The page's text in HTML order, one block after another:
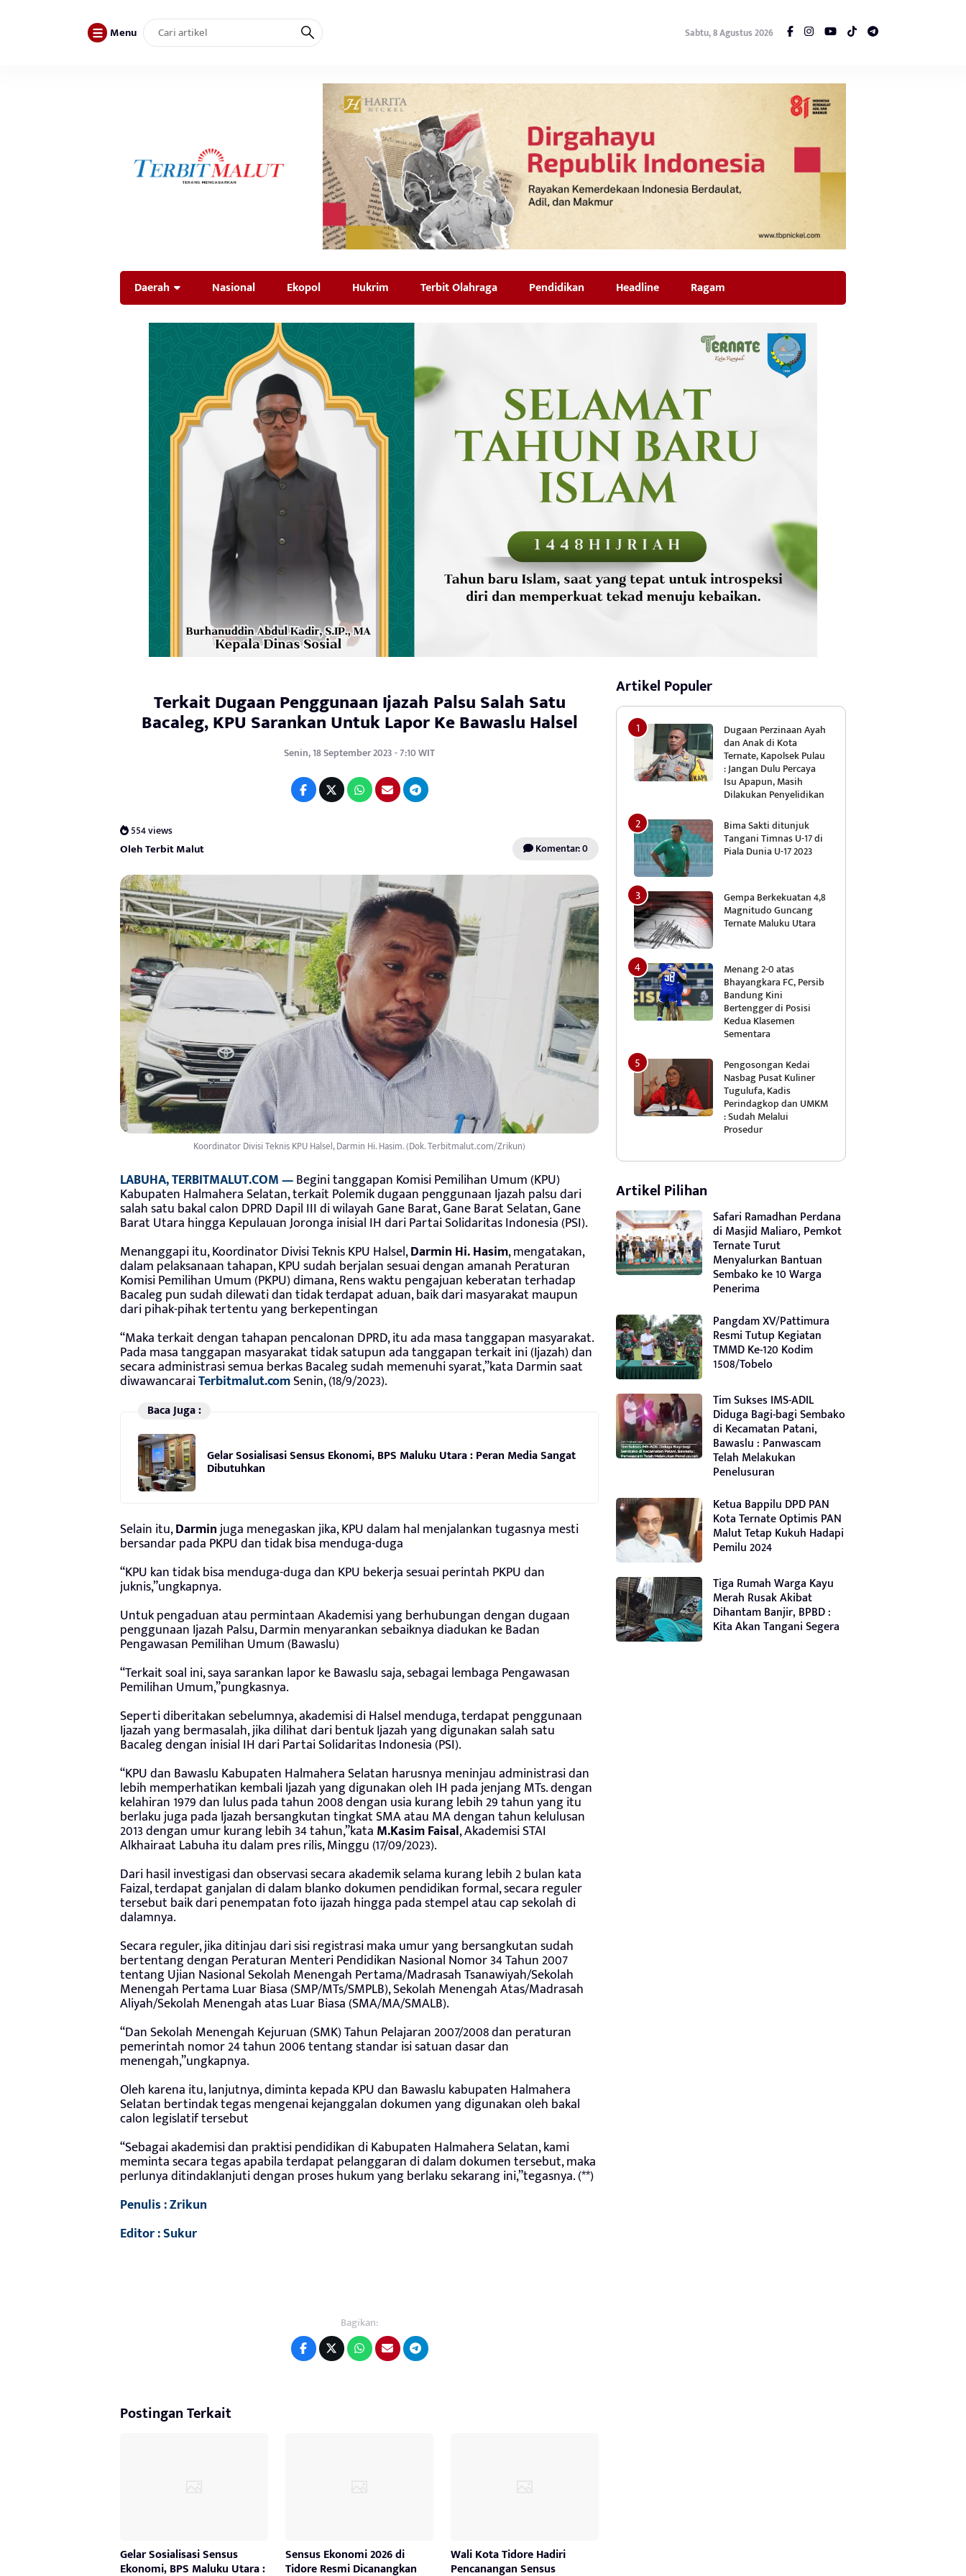
Menu Sabtu, 8 Agustus 2026
Daerah Nasional Ekopol Hukrim Terbit Olahraga Pendidikan Headline Ragam
Terkait Dugaan Penggunaan Ijazah Palsu Salah Satu
Bacaleg, KPU Sarankan Untuk Lapor Ke Bawaslu Halsel
Senin, 18 September 2023 - 7:10 WIT
554 views
Oleh Terbit Malut Komentar: 0
Koordinator Divisi Teknis KPU Halsel, Darmin Hi. Hasim. (Dok. Terbitmalut.com/Zrikun)
LABUHA, TERBITMALUT.COM —Begini tanggapan Komisi Pemilihan Umum (KPU)
Kabupaten Halmahera Selatan, terkait Polemik dugaan penggunaan Ijazah palsu dari
salah satu bakal calon DPRD Dapil III di wilayah Gane Barat, Gane Barat Selatan, Gane
Barat Utara hingga Kepulauan Joronga inisial IH dari Partai Solidaritas Indonesia (PSI).
Menanggapi itu, Koordinator Divisi Teknis KPU Halsel,Darmin Hi. Hasim, mengatakan,
dalam pelaksanaan tahapan, KPU sudah berjalan sesuai dengan amanah Peraturan
Komisi Pemilihan Umum (PKPU) dimana, Rens waktu pengajuan keberatan terhadap
Bacaleg pun sudah dilewati dan tidak terdapat aduan, baik dari masyarakat maupun
dari pihak-pihak tertentu yang berkepentingan
“Maka terkait dengan tahapan pencalonan DPRD, itu ada masa tanggapan masyarakat.
Pada masa tanggapan masyarakat tidak satupun ada tanggapan terkait ini (Ijazah) dan
secara administrasi semua berkas Bacaleg sudah memenuhi syarat,”kata Darmin saat
diwawancaraiTerbitmalut.comSenin, (18/9/2023).
Baca Juga :
Gelar Sosialisasi Sensus Ekonomi, BPS Maluku Utara : Peran Media Sangat
Dibutuhkan
Selain itu,Darminjuga menegaskan jika, KPU dalam hal menjalankan tugasnya mesti
bersandar pada PKPU dan tidak bisa menduga-duga
“KPU kan tidak bisa menduga-duga dan KPU bekerja sesuai perintah PKPU dan
juknis,”ungkapnya.
Untuk pengaduan atau permintaan Akademisi yang berhubungan dengan dugaan
penggunaan Ijazah Palsu, Darmin menyarankan sebaiknya diadukan ke Badan
Pengawasan Pemilihan Umum (Bawaslu)
“Terkait soal ini, saya sarankan lapor ke Bawaslu saja, sebagai lembaga Pengawasan
Pemilihan Umum,”pungkasnya.
Seperti diberitakan sebelumnya, akademisi di Halsel menduga, terdapat penggunaan
Ijazah yang bermasalah, jika dilihat dari bentuk Ijazah yang digunakan salah satu
Bacaleg dengan inisial IH dari Partai Solidaritas Indonesia (PSI).
“KPU dan Bawaslu Kabupaten Halmahera Selatan harusnya meninjau administrasi dan
lebih memperhatikan kembali Ijazah yang digunakan oleh IH pada jenjang MTs. dengan
kelahiran 1979 dan lulus pada tahun 2008 dengan usia kurang lebih 29 tahun yang itu
berlaku juga pada Ijazah bersangkutan tingkat SMA atau MA dengan tahun kelulusan
2013 dengan umur kurang lebih 34 tahun,”kata M.Kasim Faisal, Akademisi STAI
Alkhairaat Labuha itu dalam pres rilis, Minggu (17/09/2023).
Dari hasil investigasi dan observasi secara akademik selama kurang lebih 2 bulan kata
Faizal, terdapat ganjalan di dalam blanko dokumen pendidikan formal, secara reguler
tersebut baik dari penempatan foto ijazah hingga pada stempel atau cap sekolah di
dalamnya.
Secara reguler, jika ditinjau dari sisi registrasi maka umur yang bersangkutan sudah
bertentang dengan Peraturan Menteri Pendidikan Nasional Nomor 34 Tahun 2007
tentang Ujian Nasional Sekolah Menengah Pertama/Madrasah Tsanawiyah/Sekolah
Menengah Pertama Luar Biasa (SMP/MTs/SMPLB), Sekolah Menengah Atas/Madrasah
Aliyah/Sekolah Menengah atas Luar Biasa (SMA/MA/SMALB).
“Dan Sekolah Menengah Kejuruan (SMK) Tahun Pelajaran 2007/2008 dan peraturan
pemerintah nomor 24 tahun 2006 tentang standar isi satuan dasar dan
menengah,”ungkapnya.
Oleh karena itu, lanjutnya, diminta kepada KPU dan Bawaslu kabupaten Halmahera
Selatan bertindak tegas mengenai kejanggalan dokumen yang digunakan oleh bakal
calon legislatif tersebut
“Sebagai akademisi dan praktisi pendidikan di Kabupaten Halmahera Selatan, kami
meminta secara tegas apabila terdapat pelanggaran di dalam dokumen tersebut, maka
perlunya ditindaklanjuti dengan proses hukum yang berlaku sekarang ini,”tegasnya. (**)
Penulis : Zrikun
Editor : Sukur
Bagikan:
Postingan Terkait
Gelar Sosialisasi Sensus
Ekonomi, BPS Maluku Utara :
Sensus Ekonomi 2026 di
Tidore Resmi Dicanangkan
Wali Kota Tidore Hadiri
Pencanangan Sensus
Artikel Populer
Dugaan Perzinaan Ayah
dan Anak di Kota
Ternate, Kapolsek Pulau
: Jangan Dulu Percaya
Isu Apapun, Masih
Dilakukan Penyelidikan
Bima Sakti ditunjuk
Tangani Timnas U-17 di
Piala Dunia U-17 2023
Gempa Berkekuatan 4,8
Magnitudo Guncang
Ternate Maluku Utara
Menang 2-0 atas
Bhayangkara FC, Persib
Bandung Kini
Bertengger di Posisi
Kedua Klasemen
Sementara
Pengosongan Kedai
Nasbag Pusat Kuliner
Tugulufa, Kadis
Perindagkop dan UMKM
: Sudah Melalui
Prosedur
Artikel Pilihan
Safari Ramadhan Perdana
di Masjid Maliaro, Pemkot
Ternate Turut
Menyalurkan Bantuan
Sembako ke 10 Warga
Penerima
Pangdam XV/Pattimura
Resmi Tutup Kegiatan
TMMD Ke-120 Kodim
1508/Tobelo
Tim Sukses IMS-ADIL
Diduga Bagi-bagi Sembako
di Kecamatan Patani,
Bawaslu : Panwascam
Telah Melakukan
Penelusuran
Ketua Bappilu DPD PAN
Kota Ternate Optimis PAN
Malut Tetap Kukuh Hadapi
Pemilu 2024
Tiga Rumah Warga Kayu
Merah Rusak Akibat
Dihantam Banjir, BPBD :
Kita Akan Tangani Segera